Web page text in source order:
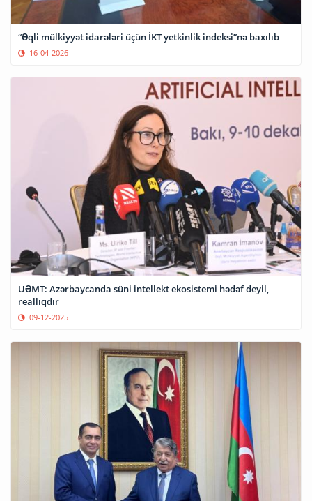
“Əqli mülkiyyət idarələri üçün İKT yetkinlik indeksi”nə baxılıb
16-04-2026
ÜƏMT: Azərbaycanda süni intellekt ekosistemi hədəf deyil,
reallıqdır
09-12-2025